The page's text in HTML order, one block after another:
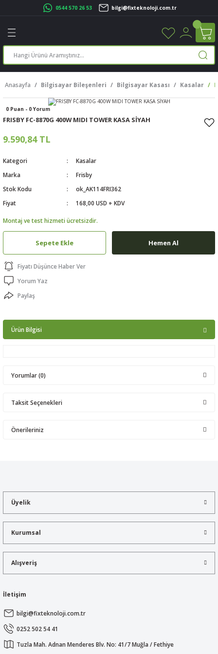
0544 570 26 53 bilgi@fixteknoloji.com.tr
Geri Dön
Geri Dön
Geri Dön
Yazıcı
Geri Dön
Geri Dön
Geri Dön
Geri Dön
Geri Dön
Anasayfa Bilgisayar Bileşenleri Bilgisayar Kasası Kasalar
0 Puan - 0 Yorum
FRISBY FC-8870G 400W MIDI TOWER KASA SİYAH
9.590,84 TL
Kategori
Kasalar
Marka
Frisby
Stok Kodu
ok_AK114FRI362
Fiyat
168,00 USD + KDV
Montaj ve test hizmeti ücretsizdir.
Sepete Ekle Hemen Al
Fiyatı Düşünce Haber Ver
Yorum Yaz
Paylaş
Ürün Bilgisi
Yorumlar (0)
Taksit Seçenekleri
Önerileriniz
Ürün açıklamasında eksik bilgiler bulunuyor.
Ürün bilgilerinde hatalar bulunuyor.
Bu ürüne benzer farklı alternatifler olmalı.
Üyelik
Kurumsal
Alışveriş
İletişim
bilgi@fixteknoloji.com.tr
0252 502 54 41
Tuzla Mah. Adnan Menderes Blv. No: 41/7 Muğla / Fethiye